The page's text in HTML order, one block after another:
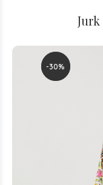
Jurk
-30%
-30%